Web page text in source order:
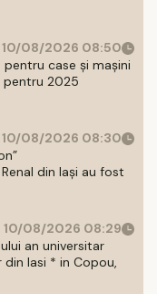
10/08/2026 08:50
case și mașini
pentru 2025
10/08/2026 08:30
din Iaşi au fost
10/08/2026 08:29
an universitar
Iasi * in Copou,